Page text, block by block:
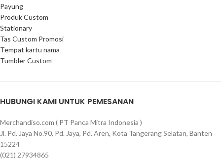
Payung
Produk Custom
Stationary
Tas Custom Promosi
Tempat kartu nama
Tumbler Custom
HUBUNGI KAMI UNTUK PEMESANAN
Merchandiso.com ( PT Panca Mitra Indonesia )
Jl. Pd. Jaya No.90, Pd. Jaya, Pd. Aren, Kota Tangerang Selatan, Banten
15224
(021) 27934865